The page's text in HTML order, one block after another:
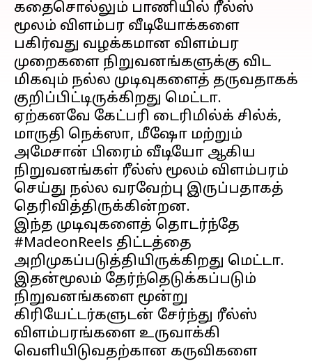
கதைசொல்லும் பாணியில் ரீல்ஸ்
மூலம் விளம்பர வீடியோக்களை
பகிர்வது வழக்கமான விளம்பர
முறைகளை நிறுவனங்களுக்கு விட
மிகவும் நல்ல முடிவுகளைத் தருவதாகக்
குறிப்பிட்டிருக்கிறது மெட்டா.
ஏற்கனவே கேட்பரி டைரிமில்க் சில்க்,
மாருதி நெக்ஸா, மீஷோ மற்றும்
அமேசான் பிரைம் வீடியோ ஆகிய
நிறுவனங்கள் ரீல்ஸ் மூலம் விளம்பரம்
செய்து நல்ல வரவேற்பு இருப்பதாகத்
தெரிவித்திருக்கின்றன.
இந்த முடிவுகளைத் தொடர்ந்தே
#MadeonReels திட்டத்தை
அறிமுகப்படுத்தியிருக்கிறது மெட்டா.
இதன்மூலம் தேர்ந்தெடுக்கப்படும்
நிறுவனங்களை மூன்று
கிரியேட்டர்களுடன் சேர்ந்து ரீல்ஸ்
விளம்பரங்களை உருவாக்கி
வெளியிடுவதற்கான கருவிகளை